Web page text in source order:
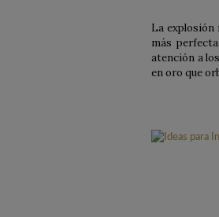
La explosión
más
atención a
en oro que